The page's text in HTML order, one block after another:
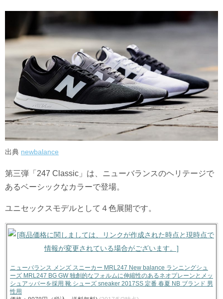
出典 newbalance
第三弾「247 Classic」は、ニューバランスのヘリテージで
あるベーシックなカラーで登場。
ユニセックスモデルとして４色展開です。
ニューバランス メンズ スニーカー MRL247 New balance ランニングシュ
ーズ MRL247 BG GW 独創的なフォルムに伸縮性のあるネオプレーンとメッ
シュアッパーを採用 靴 シューズ sneaker 2017SS 定番 春夏 NB ブランド 男
性用